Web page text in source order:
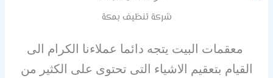
شركة تنظيف بمكة
معقمات البيت يتجه دائما عملاءنا الكرام الى
القيام بتعقيم الاشياء التى تحتوى على الكثير من